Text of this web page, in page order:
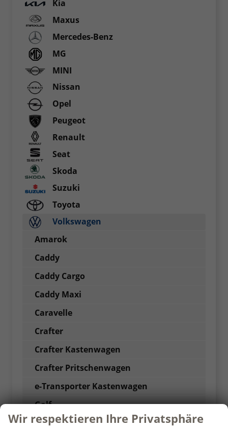
Kia
Maxus
Mercedes-Benz
MG
MINI
Nissan
Opel
Peugeot
Renault
Seat
Skoda
Suzuki
Toyota
Volkswagen
Amarok
Caddy
Caddy Cargo
Caddy Maxi
Caravelle
Crafter
Crafter Kastenwagen
Crafter Pritschenwagen
e-Transporter Kastenwagen
Golf
Golf GTI
Wir respektieren Ihre Privatsphäre